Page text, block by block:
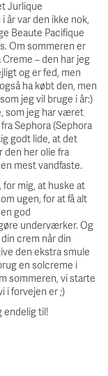
Jurlique
år var den ikke nok,
Beaute Pacifique
Om sommeren er
– den har jeg
og er fed, men
ha købt den, men
jeg vil bruge i år:)
som jeg har været
Sephora (Sephora
godt lide, at det
den her olie fra
mest vandfaste.
mig, at huske at
ugen, for at få alt
god
underværker. Og
crem når din
den ekstra smule
en solcreme i
sommeren, vi starte
i forvejen er ;)
endelig til!